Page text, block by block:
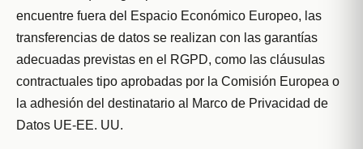
encuentre fuera del Espacio Económico Europeo, las
transferencias de datos se realizan con las garantías
adecuadas previstas en el RGPD, como las cláusulas
contractuales tipo aprobadas por la Comisión Europea o
la adhesión del destinatario al Marco de Privacidad de
Datos UE-EE. UU.